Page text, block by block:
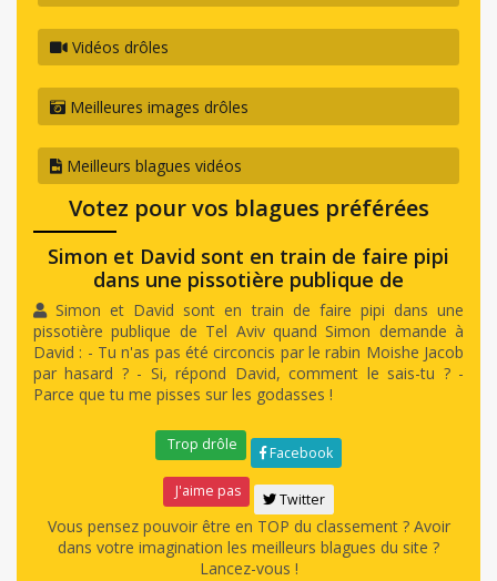
Vidéos drôles
Meilleures images drôles
Meilleurs blagues vidéos
Votez pour vos blagues préférées
Simon et David sont en train de faire pipi
dans une pissotière publique de
Simon et David sont en train de faire pipi dans une
pissotière publique de Tel Aviv quand Simon demande à
David : - Tu n'as pas été circoncis par le rabin Moishe Jacob
par hasard ? - Si, répond David, comment le sais-tu ? -
Parce que tu me pisses sur les godasses !
Trop drôle Facebook
J'aime pas Twitter
Vous pensez pouvoir être en TOP du classement ? Avoir
dans votre imagination les meilleurs blagues du site ?
Lancez-vous !